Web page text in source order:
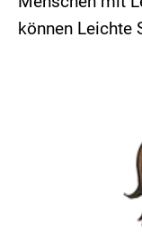
können Leichte